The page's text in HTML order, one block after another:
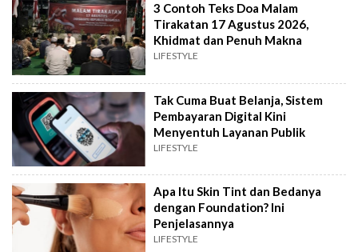
3 Contoh Teks Doa Malam
Tirakatan 17 Agustus 2026,
Khidmat dan Penuh Makna
LIFESTYLE
Tak Cuma Buat Belanja, Sistem
Pembayaran Digital Kini
Menyentuh Layanan Publik
LIFESTYLE
Apa Itu Skin Tint dan Bedanya
dengan Foundation? Ini
Penjelasannya
LIFESTYLE